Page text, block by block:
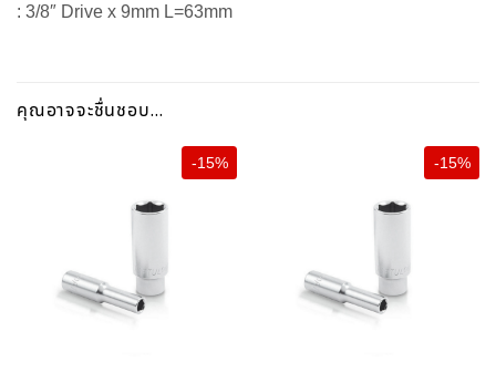
: 3/8″ Drive x 9mm L=63mm
คุณอาจจะชื่นชอบ…
-15% -15%